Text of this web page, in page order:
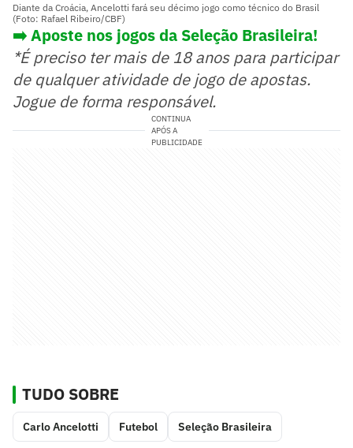
Diante da Croácia, Ancelotti fará seu décimo jogo como técnico do Brasil
(Foto: Rafael Ribeiro/CBF)
➡️ Aposte nos jogos da Seleção Brasileira!
*É preciso ter mais de 18 anos para participar
de qualquer atividade de jogo de apostas.
Jogue de forma responsável.
CONTINUA
APÓS A
PUBLICIDADE
TUDO SOBRE
Carlo Ancelotti Futebol Seleção Brasileira